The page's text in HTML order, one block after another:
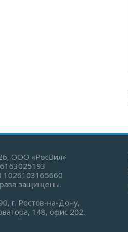
ООО «РосВил»
защищены.
г. Ростов-на-Дону,
148, офис 202.